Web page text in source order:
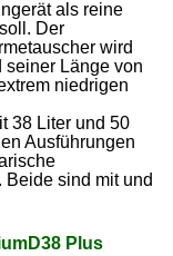
als reine
Der
wird
seiner Länge von
niedrigen
38 Liter und 50
Ausführungen
sind mit und
Plus